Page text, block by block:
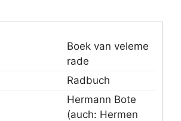
Boek van veleme
rade
Radbuch
Hermann Bote
(auch: Hermen